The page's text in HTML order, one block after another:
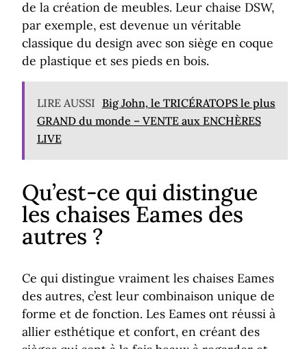
de la création de meubles. Leur chaise DSW,
par exemple, est devenue un véritable
classique du design avec son siège en coque
de plastique et ses pieds en bois.
LIRE AUSSI Big John, le TRICÉRATOPS le plus
GRAND du monde – VENTE aux ENCHÈRES
LIVE
Qu’est-ce qui distingue
les chaises Eames des
autres ?
Ce qui distingue vraiment les chaises Eames
des autres, c’est leur combinaison unique de
forme et de fonction. Les Eames ont réussi à
allier esthétique et confort, en créant des